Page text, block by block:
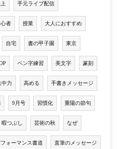
手元ライブ配信
者 授業 大人におすすめ
自宅 書の甲子園 東京
ペン字練習 美文字 篆刻
中力 高める 手書きメッセージ
9月号 習慣化 重陽の節句
暇つぶし 芸術の秋 なぜ
フォーマンス書道 直筆のメッセージ